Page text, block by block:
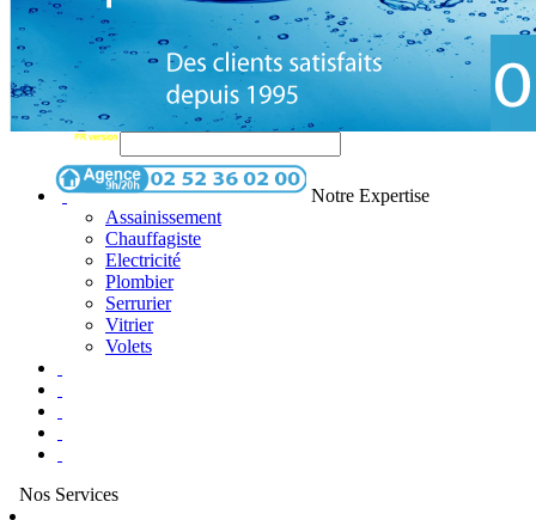
Notre Expertise
Assainissement
Chauffagiste
Electricité
Plombier
Serrurier
Vitrier
Volets
Nos Services